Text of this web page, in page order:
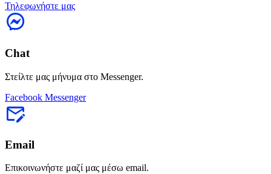
Τηλεφωνήστε μας
Chat
Στείλτε μας μήνυμα στο Messenger.
Facebook Messenger
Email
Επικοινωνήστε μαζί μας μέσω email.